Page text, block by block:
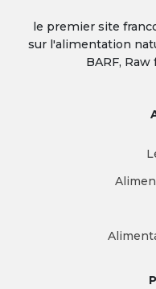
le premier site
sur l'alimentation
BARF,